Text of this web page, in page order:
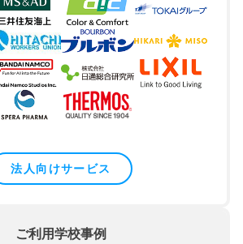
法人向けサービス
ご利用学校事例